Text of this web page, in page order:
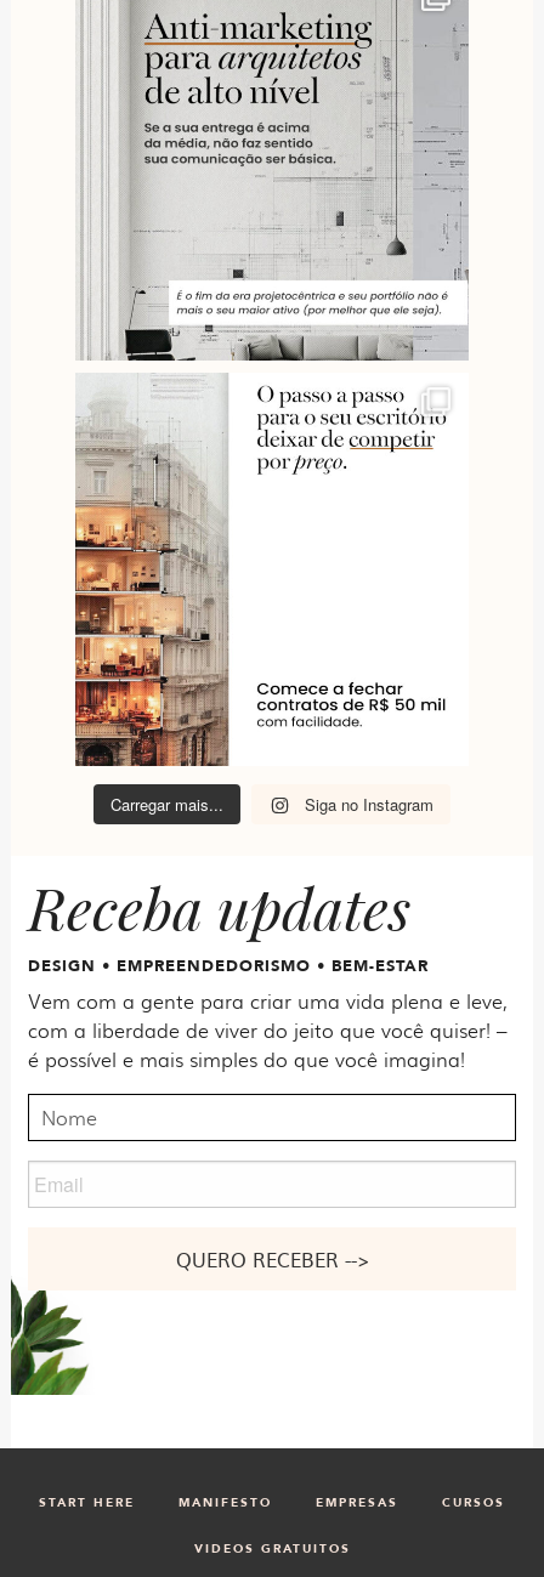
Carregar mais... Siga no Instagram
Receba updates
DESIGN • EMPREENDEDORISMO • BEM-ESTAR
Vem com a gente para criar uma vida plena e leve,
com a liberdade de viver do jeito que você quiser! –
é possível e mais simples do que você imagina!
Nome
Nome
Email
START HERE MANIFESTO EMPRESAS CURSOS
VIDEOS GRATUITOS